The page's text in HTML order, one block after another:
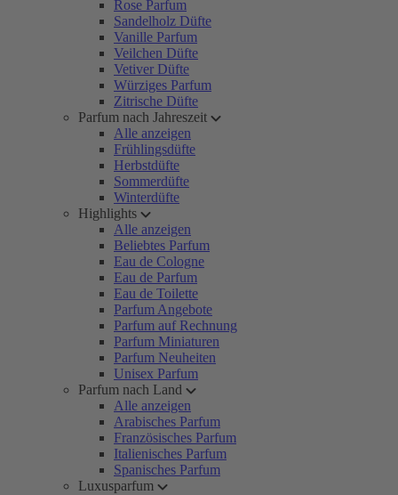
Rose Parfum
Sandelholz Düfte
Vanille Parfum
Veilchen Düfte
Vetiver Düfte
Würziges Parfum
Zitrische Düfte
Parfum nach Jahreszeit
Alle anzeigen
Frühlingsdüfte
Herbstdüfte
Sommerdüfte
Winterdüfte
Highlights
Alle anzeigen
Beliebtes Parfum
Eau de Cologne
Eau de Parfum
Eau de Toilette
Parfum Angebote
Parfum auf Rechnung
Parfum Miniaturen
Parfum Neuheiten
Unisex Parfum
Parfum nach Land
Alle anzeigen
Arabisches Parfum
Französisches Parfum
Italienisches Parfum
Spanisches Parfum
Luxusparfum